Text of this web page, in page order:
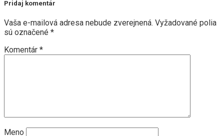
Pridaj komentár
Vaša e-mailová adresa nebude zverejnená. Vyžadované polia
sú označené *
Komentár *
Meno